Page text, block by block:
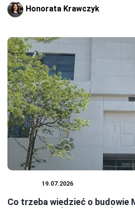
Honorata Krawczyk
19.07.2026
Co trzeba wiedzieć o budowie